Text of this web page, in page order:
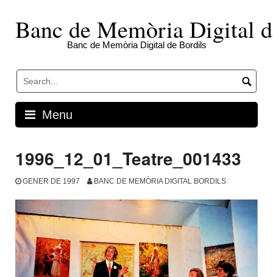
contentBanc de Memòria Digital
Banc de Memòria Digital de Bordils
Menu
1996_12_01_Teatre_001433
GENER DE 1997 BANC DE MEMÒRIA DIGITAL BORDILS